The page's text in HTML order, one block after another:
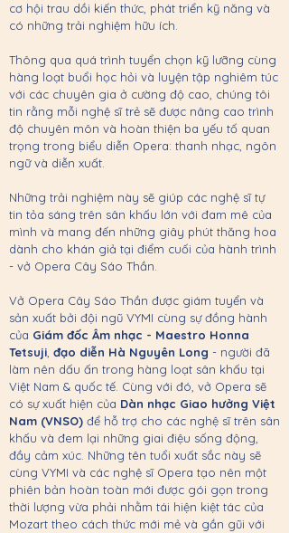
cơ hội trau dồi kiến thức, phát triển kỹ năng và
có những trải nghiệm hữu ích.
Thông qua quá trình tuyển chọn kỹ lưỡng cùng
hàng loạt buổi học hỏi và luyện tập nghiêm túc
với các chuyên gia ở cường độ cao, chúng tôi
tin rằng mỗi nghệ sĩ trẻ sẽ được nâng cao trình
độ chuyên môn và hoàn thiện ba yếu tố quan
trọng trong biểu diễn Opera: thanh nhạc, ngôn
ngữ và diễn xuất.
Những trải nghiệm này sẽ giúp các nghệ sĩ tự
tin tỏa sáng trên sân khấu lớn với đam mê của
mình và mang đến những giây phút thăng hoa
dành cho khán giả tại điểm cuối của hành trình
- vở Opera Cây Sáo Thần.
Vở Opera Cây Sáo Thần được giám tuyển và
sản xuất bởi đội ngũ VYMI cùng sự đồng hành
của Giám đốc Âm nhạc - Maestro Honna
Tetsuji đạo diễn Hà Nguyên Long - người đã
làm nên dấu ấn trong hàng loạt sân khấu tại
Việt Nam & quốc tế. Cùng với đó, vở Opera sẽ
có sự xuất hiện của Dàn nhạc Giao hưởng Việt
Nam (VNSO) để hỗ trợ cho các nghệ sĩ trên sân
khấu và đem lại những giai điệu sống động,
đầy cảm xúc. Những tên tuổi xuất sắc này sẽ
cùng VYMI và các nghệ sĩ Opera tạo nên một
phiên bản hoàn toàn mới được gói gọn trong
thời lượng vừa phải nhằm tái hiện kiệt tác của
Mozart theo cách thức mới mẻ và gần gũi với